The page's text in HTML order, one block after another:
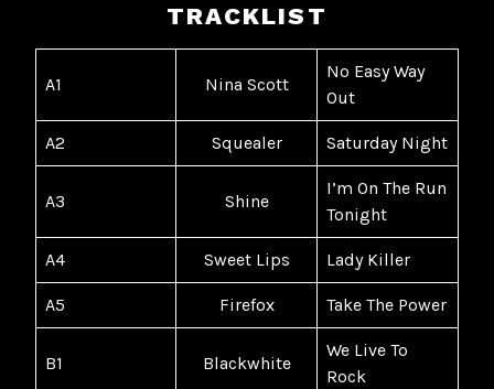
TRACKLIST
A1 Nina Scott
No Easy Way
Out
A2 Squealer Saturday Night
A3 Shine
I’m On The Run
Tonight
A4 Sweet Lips Lady Killer
A5 Firefox Take The Power
B1 Blackwhite
We Live To
Rock